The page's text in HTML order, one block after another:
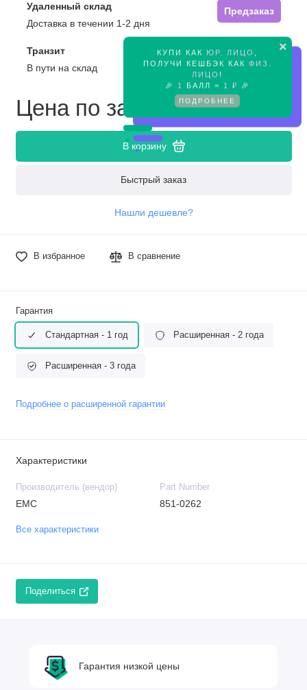
×
КУПИ КАК ЮР. ЛИЦО
ПОЛУЧИ КЕШБЭК КАК ФИЗ.
ЛИЦО !
🎉
1 БАЛЛ = 1 ₽ 🎉
ПОДРОБНЕЕ
Удаленный склад
Предзаказ
Доставка в течении 1-2 дня
Транзит
Предзаказ
В пути на склад
Цена по запросу
В корзину
Быстрый заказ
Нашли дешевле?
В избранное В сравнение
Гарантия
Стандартная - 1 год Расширенная - 2 года
Расширенная - 3 года
Подробнее о расширенной гарантии
Характеристики
Производитель (вендор)
EMC
Part Number
851-0262
Все характеристики
Поделиться
Гарантия низкой цены